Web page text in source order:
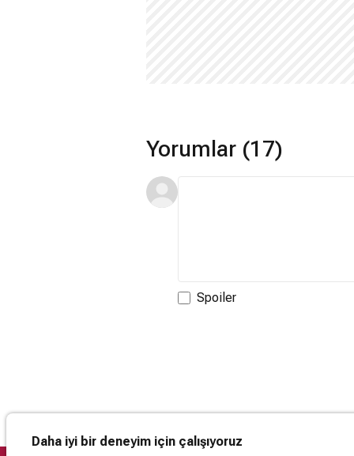
Yorumlar (17)
Spoiler
Daha iyi bir deneyim için çalışıyoruz